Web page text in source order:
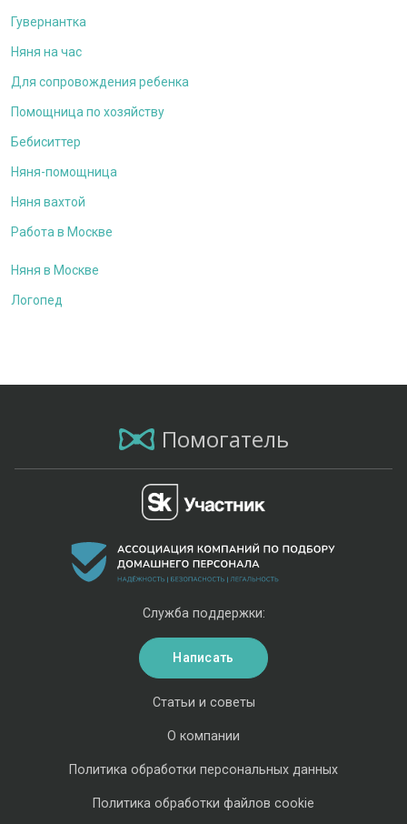
Гувернантка
Няня на час
Для сопровождения ребенка
Помощница по хозяйству
Бебиситтер
Няня-помощница
Няня вахтой
Работа в Москве
Няня в Москве
Логопед
Помогатель
Статьи и советы
О компании
Политика обработки персональных данных
Политика обработки файлов cookie
Служба поддержки:
Написать